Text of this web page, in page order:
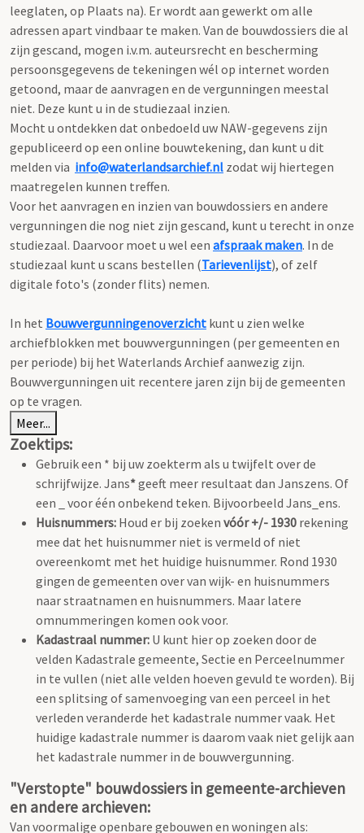
leeglaten, op Plaats na). Er wordt aan gewerkt om alle
adressen apart vindbaar te maken. Van de bouwdossiers die al
zijn gescand, mogen i.v.m. auteursrecht en bescherming
persoonsgegevens de tekeningen wél op internet worden
getoond, maar de aanvragen en de vergunningen meestal
niet. Deze kunt u in de studiezaal inzien.
Mocht u ontdekken dat onbedoeld uw NAW-gegevens zijn
gepubliceerd op een online bouwtekening, dan kunt u dit
melden via info@waterlandsarchief.nl zodat wij hiertegen
maatregelen kunnen treffen.
Voor het aanvragen en inzien van bouwdossiers en andere
vergunningen die nog niet zijn gescand, kunt u terecht in onze
studiezaal. Daarvoor moet u wel een afspraak maken. In de
studiezaal kunt u scans bestellen (Tarievenlijst), of zelf
digitale foto's (zonder flits) nemen.
In het Bouwvergunningenoverzicht kunt u zien welke
archiefblokken met bouwvergunningen (per gemeenten en
per periode) bij het Waterlands Archief aanwezig zijn.
Bouwvergunningen uit recentere jaren zijn bij de gemeenten
op te vragen.
Meer...
Zoektips:
Gebruik een * bij uw zoekterm als u twijfelt over de
schrijfwijze. Jans*geeft meer resultaat dan Janszens. Of
een _ voor één onbekend teken. Bijvoorbeeld Jans_ens.
Huisnummers: Houd er bij zoeken vóór +/- 1930 rekening
mee dat het huisnummer niet is vermeld of niet
overeenkomt met het huidige huisnummer. Rond 1930
gingen de gemeenten over van wijk- en huisnummers
naar straatnamen en huisnummers. Maar latere
omnummeringen komen ook voor.
Kadastraal nummer: U kunt hier op zoeken door de
velden Kadastrale gemeente, Sectie en Perceelnummer
in te vullen (niet alle velden hoeven gevuld te worden). Bij
een splitsing of samenvoeging van een perceel in het
verleden veranderde het kadastrale nummer vaak. Het
huidige kadastrale nummer is daarom vaak niet gelijk aan
het kadastrale nummer in de bouwvergunning.
"Verstopte" bouwdossiers in gemeente-archieven
en andere archieven:
Van voormalige openbare gebouwen en woningen als: